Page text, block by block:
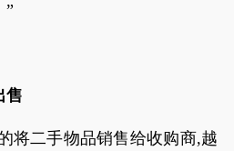
”
售
将二手物品销售给收购商,越